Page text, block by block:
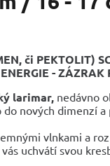
či PEKTOLIT)
- ZÁZRAK
larimar, nedávno
nových dimenzí
vlnkami a
uchvátí svou